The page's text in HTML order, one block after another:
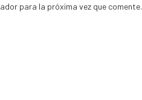
para la próxima vez que comente.